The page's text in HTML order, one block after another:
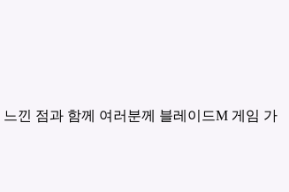
낀 점과 함께 여러분께 블레이드M 게임 가